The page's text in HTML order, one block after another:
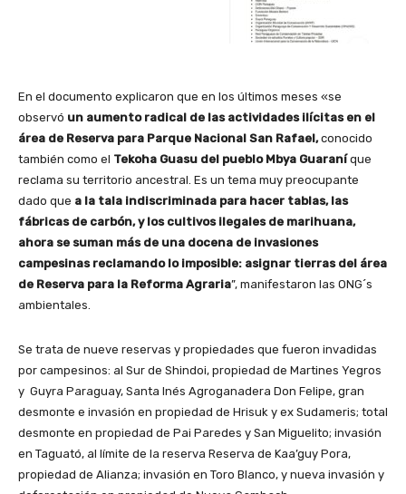
En el documento explicaron que en los últimos meses «se
observó un aumento radical de las actividades ilícitas en el
área de Reserva para Parque Nacional San Rafael,conocido
también como el Tekoha Guasu del pueblo Mbya Guaraníque
reclama su territorio ancestral. Es un tema muy preocupante
dado que a la tala indiscriminada para hacer tablas, las
fábricas de carbón, y los cultivos ilegales de marihuana,
ahora se suman más de una docena de invasiones
campesinas reclamando lo imposible: asignar tierras del área
de Reserva para la Reforma Agraria”, manifestaron las ONG´s
ambientales.
Se trata de nueve reservas y propiedades que fueron invadidas
por campesinos: al Sur de Shindoi, propiedad de Martines Yegros
y Guyra Paraguay, Santa Inés Agroganadera Don Felipe, gran
desmonte e invasión en propiedad de Hrisuk y ex Sudameris; total
desmonte en propiedad de Pai Paredes y San Miguelito; invasión
en Taguató, al límite de la reserva Reserva de Kaa’guy Pora,
propiedad de Alianza; invasión en Toro Blanco, y nueva invasión y